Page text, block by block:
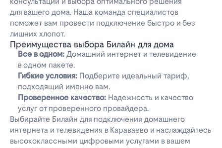
для вашего дома. Наша команда специалистов
поможет вам провести подключение быстро и без
лишних хлопот.
Преимущества выбора Билайн для дома
Все в одном: Домашний интернет и телевидение
в одном пакете.
Гибкие условия: Подберите идеальный тариф,
подходящий именно вам.
Проверенное качество: Надежность и качество
услуг от проверенного провайдера.
Выбирайте Билайн для подключения домашнего
интернета и телевидения в Караваево и наслаждайтесь
высококлассными цифровыми услугами в вашем